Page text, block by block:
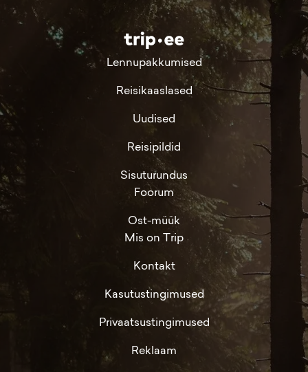
Lennupakkumised
Reisikaaslased
Uudised
Reisipildid
Sisuturundus
Foorum
Ost-müük
Mis on Trip
Kontakt
Kasutustingimused
Privaatsustingimused
Reklaam